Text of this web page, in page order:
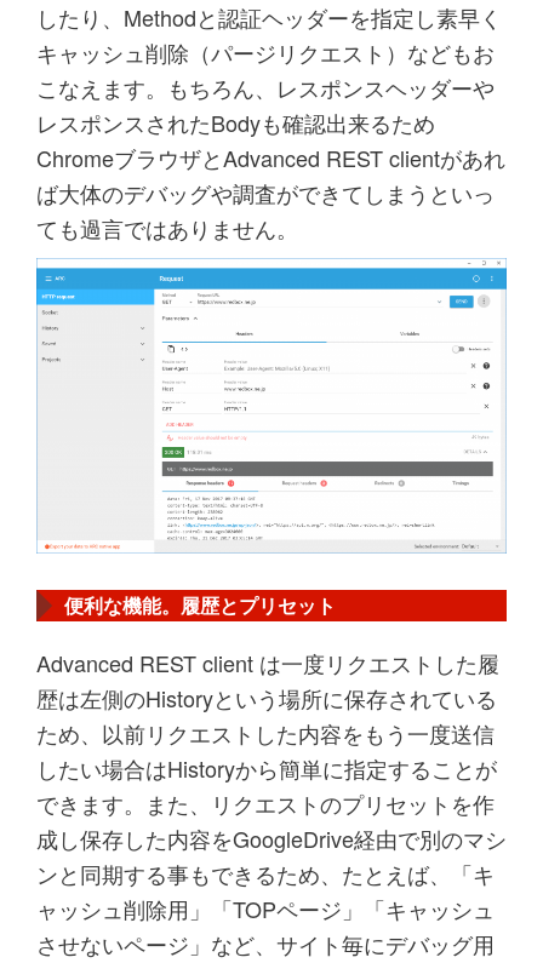
したり、Methodと認証ヘッダーを指定し素早く
キャッシュ削除（パージリクエスト）などもお
こなえます。もちろん、レスポンスヘッダーや
レスポンスされたBodyも確認出来るため
ChromeブラウザとAdvanced REST clientがあれ
ば大体のデバッグや調査ができてしまうといっ
ても過言ではありません。
便利な機能。履歴とプリセット
Advanced REST client は一度リクエストした履
歴は左側のHistoryという場所に保存されている
ため、以前リクエストした内容をもう一度送信
したい場合はHistoryから簡単に指定することが
できます。また、リクエストのプリセットを作
成し保存した内容をGoogleDrive経由で別のマシ
ンと同期する事もできるため、たとえば、「キ
ャッシュ削除用」「TOPページ」「キャッシュ
させないページ」など、サイト毎にデバッグ用